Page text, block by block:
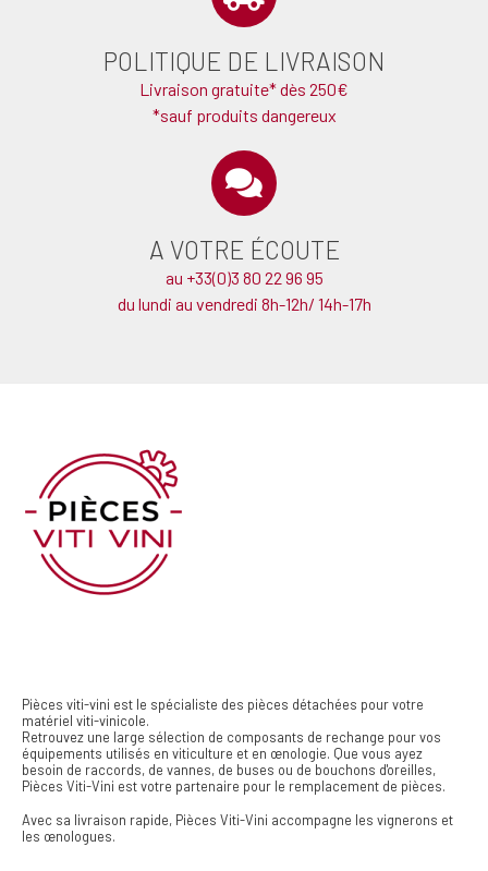
POLITIQUE DE LIVRAISON
Livraison gratuite* dès 250€
*sauf produits dangereux
A VOTRE ÉCOUTE
au +33(0)3 80 22 96 95
du lundi au vendredi 8h-12h/ 14h-17h
Pièces viti-vini est le spécialiste des pièces détachées pour votre
matériel viti-vinicole.
Retrouvez une large sélection de composants de rechange pour vos
équipements utilisés en viticulture et en œnologie. Que vous ayez
besoin de raccords, de vannes, de buses ou de bouchons d'oreilles,
Pièces Viti-Vini est votre partenaire pour le remplacement de pièces.
Avec sa livraison rapide, Pièces Viti-Vini accompagne les vignerons et
les œnologues.